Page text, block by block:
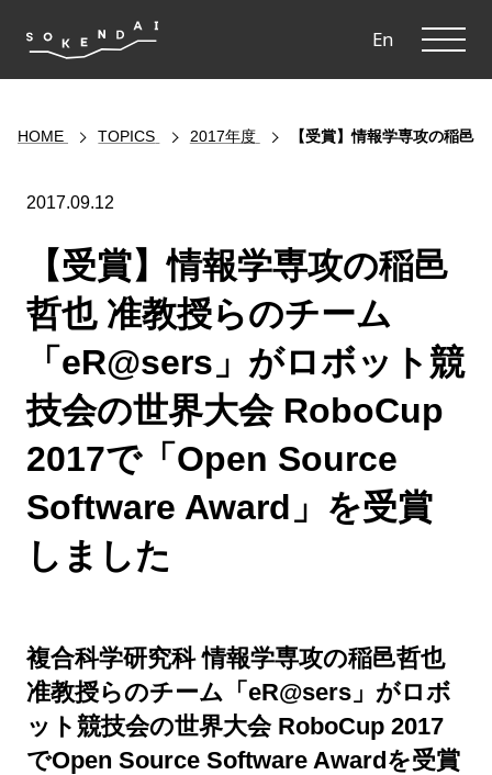
En
HOME TOPICS 2017年度 【受賞】情報学専攻の稲
2017.09.12
【受賞】情報学専攻の稲邑
哲也 准教授らのチーム
「eR@sers」がロボット競
技会の世界大会 RoboCup
2017で「Open Source
Software Award」を受賞
しました
複合科学研究科 情報学専攻の稲邑哲也
准教授らのチーム「eR@sers」がロボ
ット競技会の世界大会 RoboCup 2017
でOpen Source Software Awardを受賞